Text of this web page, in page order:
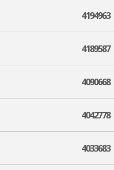
4194963
4189587
4090668
4042778
4033683